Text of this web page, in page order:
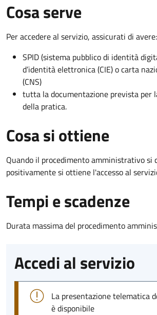
Cosa serve
Per accedere al servizio, assicurati di avere:
SPID (sistema pubblico di identità
d’identità elettronica (CIE) o carta
(CNS)
tutta la documentazione prevista per
della pratica.
Cosa si ottiene
Quando il procedimento amministrativo si
positivamente si ottiene l'accesso al
Tempi e scadenze
Durata massima del procedimento
Accedi al servizio
La presentazione telematica
è disponibile